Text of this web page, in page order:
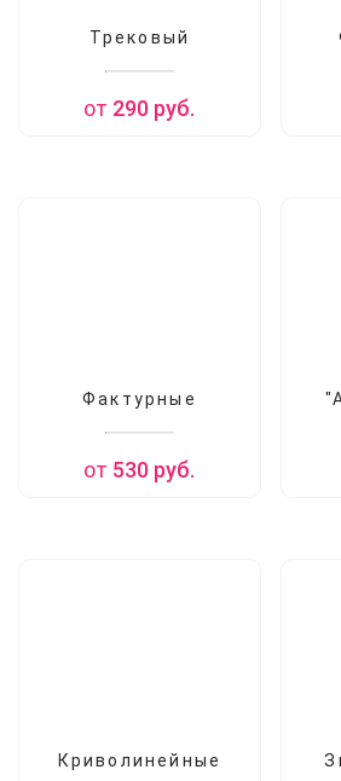
Трековый
от 290 руб.
Фактурные
от 530 руб.
Криволинейные